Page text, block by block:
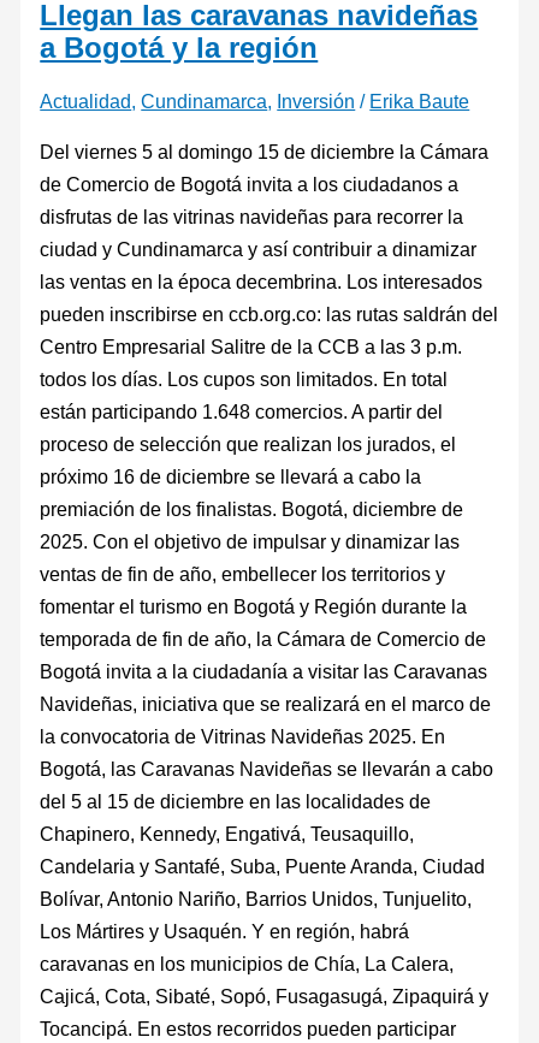
Llegan las caravanas navideñas
a Bogotá y la región
Actualidad,Cundinamarca, Inversión / Erika Baute
Del viernes 5 al domingo 15 de diciembre la Cámara
de Comercio de Bogotá invita a los ciudadanos a
disfrutas de las vitrinas navideñas para recorrer la
ciudad y Cundinamarca y así contribuir a dinamizar
las ventas en la época decembrina. Los interesados
pueden inscribirse en ccb.org.co: las rutas saldrán del
Centro Empresarial Salitre de la CCB a las 3 p.m.
todos los días. Los cupos son limitados. En total
están participando 1.648 comercios. A partir del
proceso de selección que realizan los jurados, el
próximo 16 de diciembre se llevará a cabo la
premiación de los finalistas. Bogotá, diciembre de
2025. Con el objetivo de impulsar y dinamizar las
ventas de fin de año, embellecer los territorios y
fomentar el turismo en Bogotá y Región durante la
temporada de fin de año, la Cámara de Comercio de
Bogotá invita a la ciudadanía a visitar las Caravanas
Navideñas, iniciativa que se realizará en el marco de
la convocatoria de Vitrinas Navideñas 2025. En
Bogotá, las Caravanas Navideñas se llevarán a cabo
del 5 al 15 de diciembre en las localidades de
Chapinero, Kennedy, Engativá, Teusaquillo,
Candelaria y Santafé, Suba, Puente Aranda, Ciudad
Bolívar, Antonio Nariño, Barrios Unidos, Tunjuelito,
Los Mártires y Usaquén. Y en región, habrá
caravanas en los municipios de Chía, La Calera,
Cajicá, Cota, Sibaté, Sopó, Fusagasugá, Zipaquirá y
Tocancipá. En estos recorridos pueden participar
de
seguridad
y